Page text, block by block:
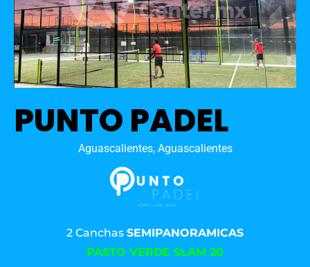
PUNTO PADEL
Aguascalientes, Aguascalientes
2 Canchas SEMIPANORAMICAS
PASTO VERDE SLAM 20